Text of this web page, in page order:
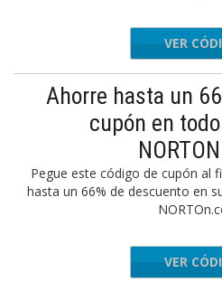
VER
Ahorre hasta un
cupón en
Pegue este código de cupón al
hasta un 66% de descuento en
VER